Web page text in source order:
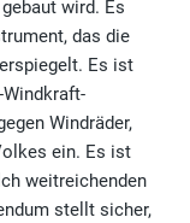
wird. Es
das die
Es ist
Windräder,
ein. Es ist
weitreichenden
stellt sicher,